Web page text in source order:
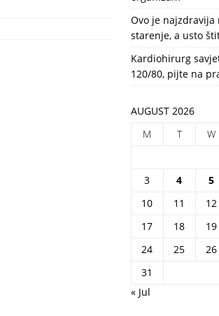
Ovo je
starenje, a usto
Kardiohirurg
120/80, pijte na
AUGUST 2026
M
T W
3
4 5
10
11 12
17
18 19
24
25 26
31
« Jul